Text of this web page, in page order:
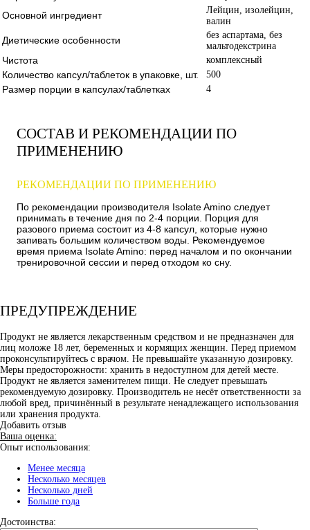
Основной ингредиент
Лейцин, изолейцин,
валин
Диетические особенности
без аспартама, без
мальтодекстрина
Чистота комплексный
Количество капсул/таблеток в упаковке, шт. 500
Размер порции в капсулах/таблетках 4
СОСТАВ И РЕКОМЕНДАЦИИ ПО
ПРИМЕНЕНИЮ
РЕКОМЕНДАЦИИ ПО ПРИМЕНЕНИЮ
По рекомендации производителя Isolate Amino следует
принимать в течение дня по 2-4 порции. Порция для
разового приема состоит из 4-8 капсул, которые нужно
запивать большим количеством воды. Рекомендуемое
время приема Isolate Amino: перед началом и по окончании
тренировочной сессии и перед отходом ко сну.
ПРЕДУПРЕЖДЕНИЕ
Продукт не является лекарственным средством и не предназначен для
лиц моложе 18 лет, беременных и кормящих женщин. Перед приемом
проконсультируйтесь с врачом. Не превышайте указанную дозировку.
Меры предосторожности: хранить в недоступном для детей месте.
Продукт не является заменителем пищи. Не следует превышать
рекомендуемую дозировку. Производитель не несёт ответственности за
любой вред, причинённый в результате ненадлежащего использования
или хранения продукта.
Добавить отзыв
Ваша оценка:
Опыт использования:
Менее месяца
Несколько месяцев
Несколько дней
Больше года
Достоинства: